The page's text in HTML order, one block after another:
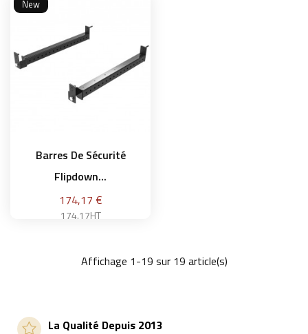
Ajouter au panier
Barres De Sécurité
Flipdown...
Prix
174,17 €
174.17HT
New
Affichage 1-19 sur 19 article(s)
La Qualité Depuis 2013